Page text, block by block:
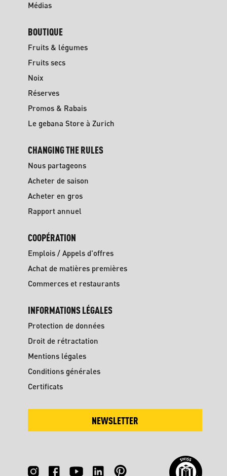
Médias
BOUTIQUE
Fruits & légumes
Fruits secs
Noix
Réserves
Promos & Rabais
Le gebana Store à Zurich
CHANGING THE RULES
Nous partageons
Acheter de saison
Acheter en gros
Rapport annuel
COOPÉRATION
Emplois / Appels d'offres
Achat de matières premières
Commerces et restaurants
INFORMATIONS LÉGALES
Protection de données
Droit de rétractation
Mentions légales
Conditions générales
Certificats
NEWSLETTER